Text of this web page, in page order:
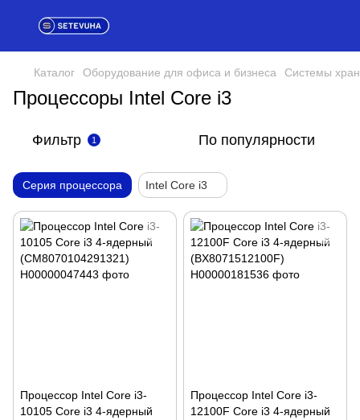
Каталог Оборудование для офиса и бизнеса Системы
Процессоры Intel Core i3
Фильтр 1 По популярности
Серия процессора Intel Core i3
Процессор Intel Core i3-
10105 Core i3 4-ядерный
Процессор Intel Core i3-
12100F Core i3 4-ядерный